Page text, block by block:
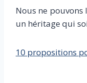
Nous ne pouvons
un héritage qui
10 propositions